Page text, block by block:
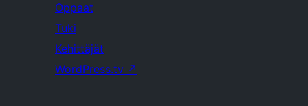
Oppaat
Tuki
Kehittäjät
WordPress.tv ↗